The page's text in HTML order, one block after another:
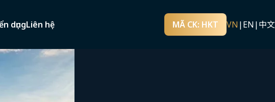
dụngLiên hệ MÃ CK: HKT VN|EN|中文